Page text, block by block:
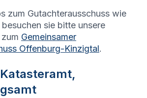
zum Gutachterausschuss wie
sie bitte unsere
Gemeinsamer
Offenburg-Kinzigtal.